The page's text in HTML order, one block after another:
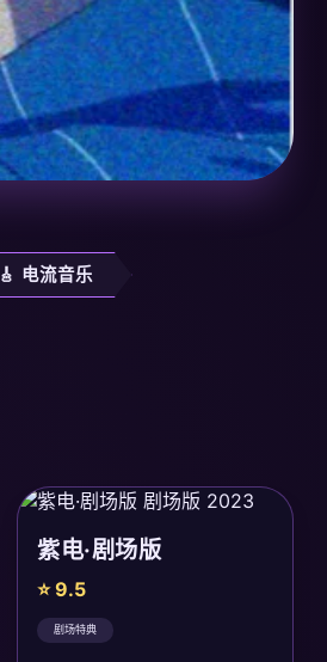
🎸 电流音乐
紫电·剧场版
⭐ 9.5
剧场特典